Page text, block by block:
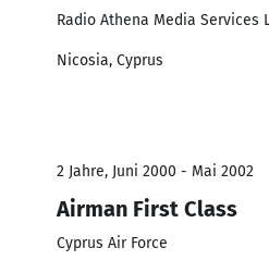
Radio Athena Media Services
Nicosia, Cyprus
2 Jahre, Juni 2000 - Mai 2002
Airman First Class
Cyprus Air Force